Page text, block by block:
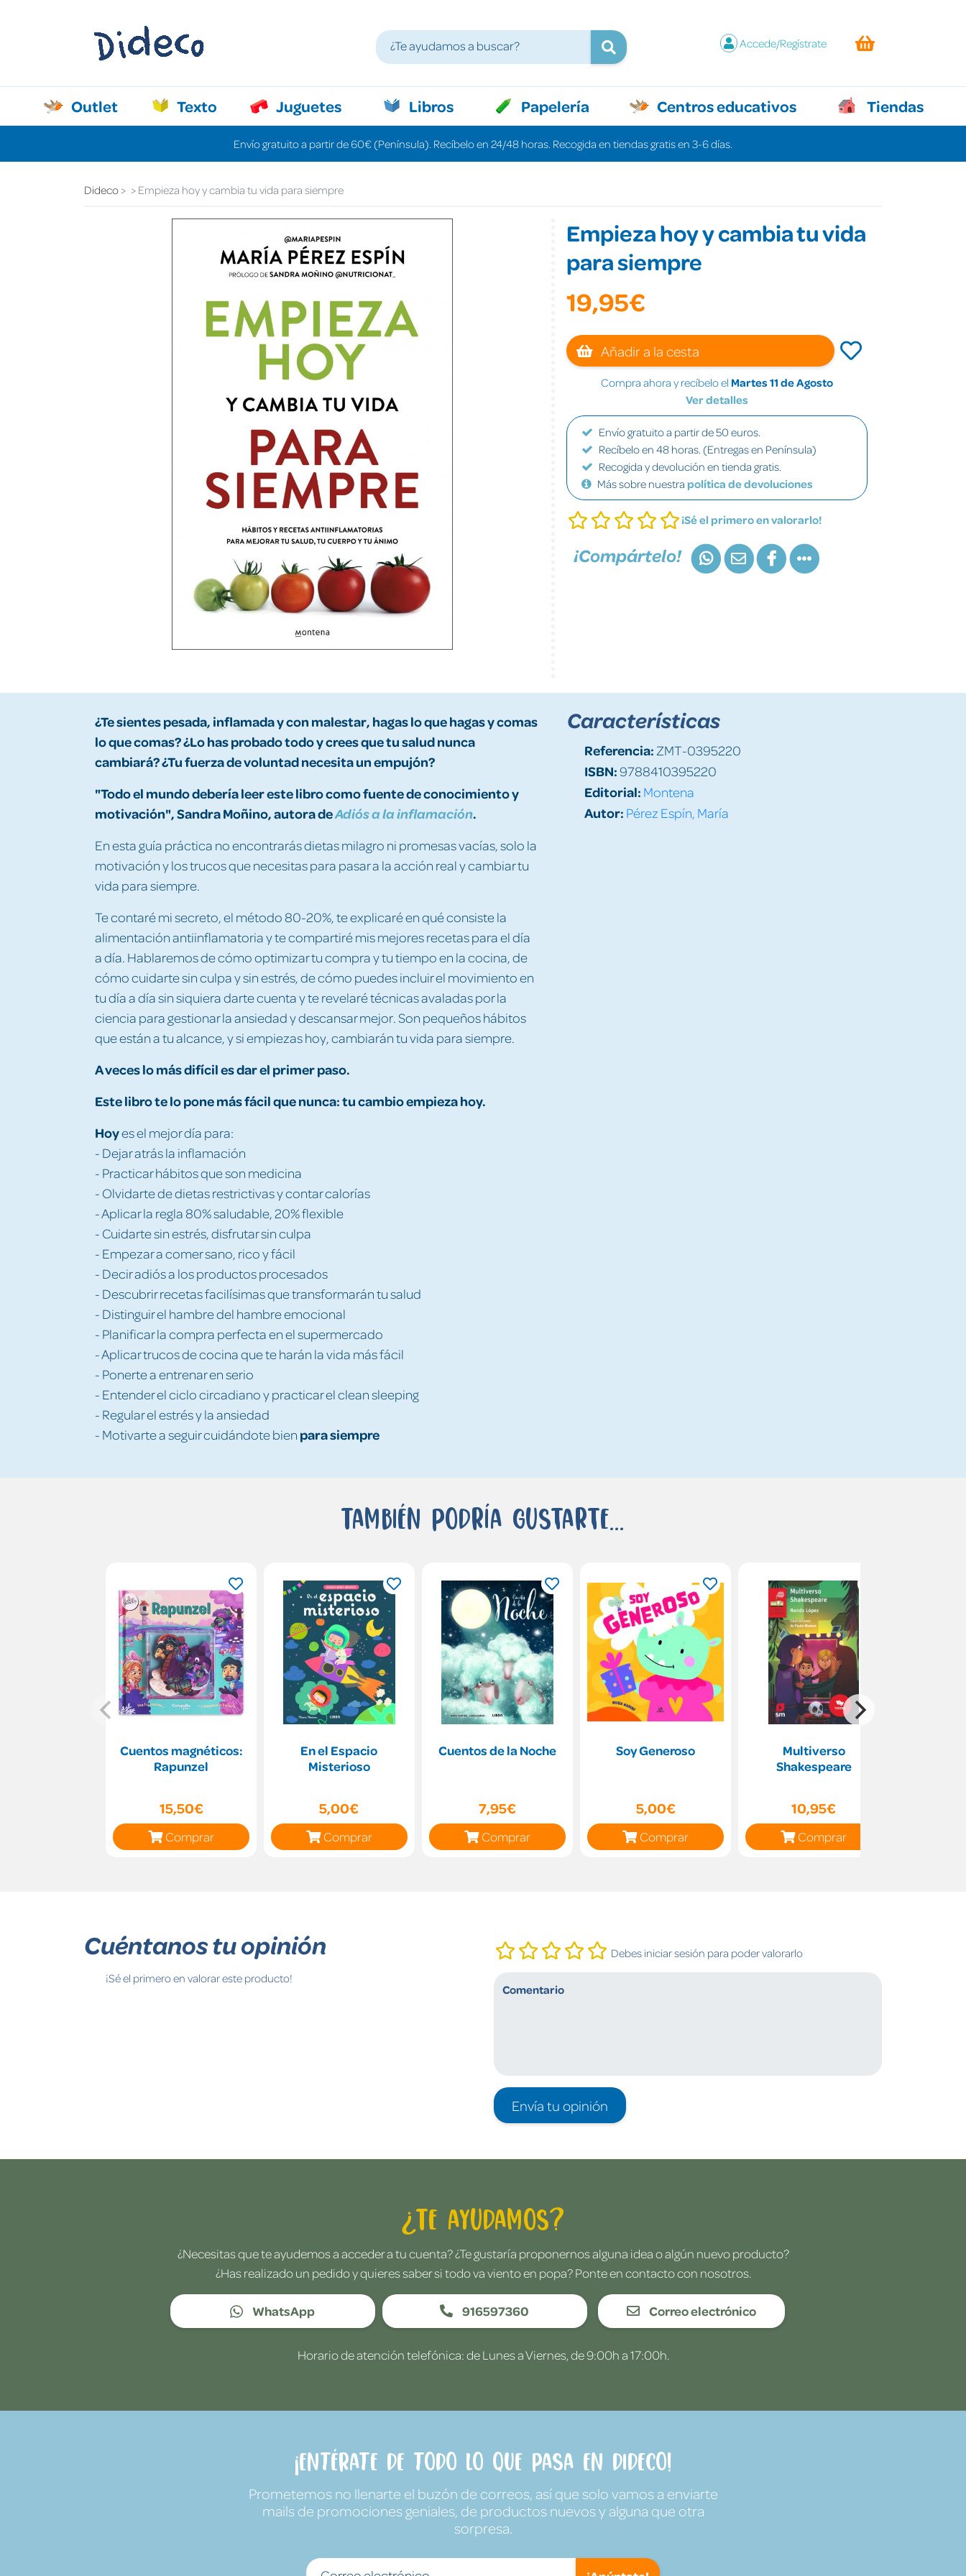
Accede/Regístrate
Outlet Texto Juguetes Libros Papelería Centros educativos Tiendas
Envío gratuito a partir de 60€ (Península). Recíbelo en 24/48 horas. Recogida en tiendas gratis en 3-6 días.
Dideco Empieza hoy y cambia tu vida para siempre
Empieza hoy y cambia tu vida
para siempre
19,95€
Añadir a la cesta
Compra ahora y recíbelo el Martes 11 de Agosto
Ver detalles
Envío gratuito a partir de 50 euros.
Recíbelo en 48 horas. (Entregas en Península)
Recogida y devolución en tienda gratis.
Más sobre nuestra política de devoluciones
¡Sé el primero en valorarlo!
¡Compártelo!
¿Te sientes pesada, inflamada y con malestar, hagas lo que hagas y comas
lo que comas? ¿Lo has probado todo y crees que tu salud nunca
cambiará? ¿Tu fuerza de voluntad necesita un empujón?
"Todo el mundo debería leer este libro como fuente de conocimiento y
motivación", Sandra Moñino, autora deAdiós a la inflamación.
En esta guía práctica no encontrarás dietas milagro ni promesas vacías, solo la
motivación y los trucos que necesitas para pasar a la acción real y cambiar tu
vida para siempre.
Te contaré mi secreto, el método 80-20%, te explicaré en qué consiste la
alimentación antiinflamatoria y te compartiré mis mejores recetas para el día
a día. Hablaremos de cómo optimizar tu compra y tu tiempo en la cocina, de
cómo cuidarte sin culpa y sin estrés, de cómo puedes incluir el movimiento en
tu día a día sin siquiera darte cuenta y te revelaré técnicas avaladas por la
ciencia para gestionar la ansiedad y descansar mejor. Son pequeños hábitos
que están a tu alcance, y si empiezas hoy, cambiarán tu vida para siempre.
A veces lo más difícil es dar el primer paso.
Este libro te lo pone más fácil que nunca: tu cambio empieza hoy.
Hoyes el mejor día para:
- Dejar atrás la inflamación
- Practicar hábitos que son medicina
- Olvidarte de dietas restrictivas y contar calorías
- Aplicar la regla 80% saludable, 20% flexible
- Cuidarte sin estrés, disfrutar sin culpa
- Empezar a comer sano, rico y fácil
- Decir adiós a los productos procesados
- Descubrir recetas facilísimas que transformarán tu salud
- Distinguir el hambre del hambre emocional
- Planificar la compra perfecta en el supermercado
- Aplicar trucos de cocina que te harán la vida más fácil
- Ponerte a entrenar en serio
- Entender el ciclo circadiano y practicar el clean sleeping
- Regular el estrés y la ansiedad
- Motivarte a seguir cuidándote bien para siempre
Características
Referencia: ZMT-0395220
ISBN:9788410395220
Editorial: Montena
Autor: Pérez Espín, María
También podría gustarte...
Cuentos magnéticos:
Rapunzel
15,50€
Comprar
En el Espacio
Misterioso
5,00€
Comprar
Cuentos de la Noche
7,95€
Comprar
Soy Generoso
5,00€
Comprar
Multiverso
Shakespeare
10,95€
Comprar
Cuéntanos tu opinión
¡Sé el primero en valorar este producto!
Debes iniciar sesión para poder valorarlo
Envía tu opinión
¿Te ayudamos?
¿Necesitas que te ayudemos a acceder a tu cuenta? ¿Te gustaría proponernos alguna idea o algún nuevo producto?
¿Has realizado un pedido y quieres saber si todo va viento en popa? Ponte en contacto con nosotros.
WhatsApp 916597360 Correo electrónico
Horario de atención telefónica: de Lunes a Viernes, de 9:00h a 17:00h.
¡Entérate de todo lo que pasa en Dideco!
Prometemos no llenarte el buzón de correos, así que solo vamos a enviarte
mails de promociones geniales, de productos nuevos y alguna que otra
sorpresa.